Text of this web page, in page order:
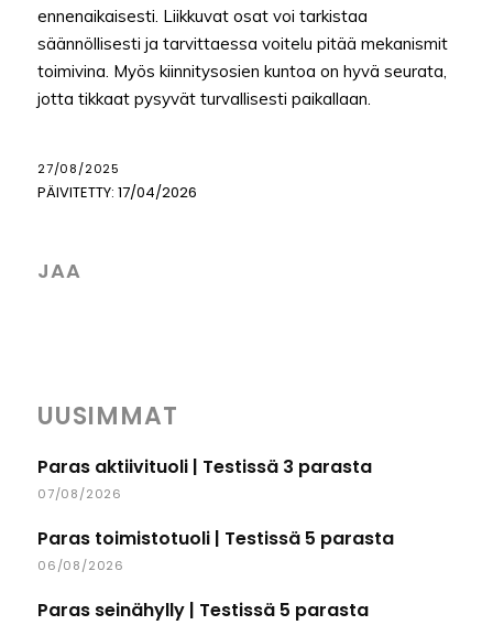
ennenaikaisesti. Liikkuvat osat voi tarkistaa
säännöllisesti ja tarvittaessa voitelu pitää mekanismit
toimivina. Myös kiinnitysosien kuntoa on hyvä seurata,
jotta tikkaat pysyvät turvallisesti paikallaan.
27/08/2025
PÄIVITETTY: 17/04/2026
JAA
UUSIMMAT
Paras aktiivituoli | Testissä 3 parasta
07/08/2026
Paras toimistotuoli | Testissä 5 parasta
06/08/2026
Paras seinähylly | Testissä 5 parasta